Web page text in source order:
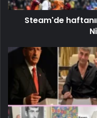
Steam'de